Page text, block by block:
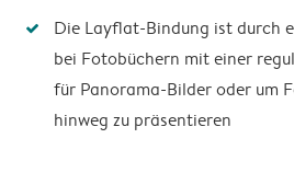
Die Layflat-Bindung ist durch
bei Fotobüchern mit einer
für Panorama-Bilder oder um
hinweg zu präsentieren